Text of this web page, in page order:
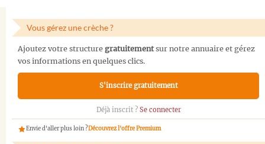
Vous gérez une crèche ?
Ajoutez votre structure gratuitementsur notre annuaire et gérez
vos informations en quelques clics.
S'inscrire gratuitement
Déjà inscrit ? Se connecter
Envie d'aller plus loin ?Découvrez l'offre Premium